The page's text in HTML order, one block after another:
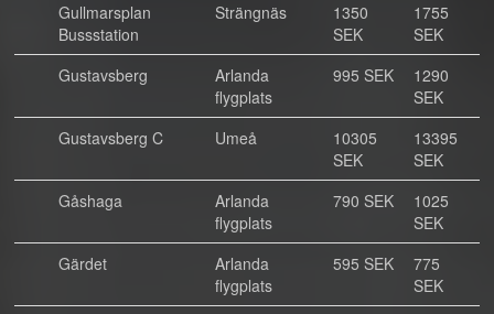
Gullmarsplan
Bussstation
Strängnäs
1350
SEK
1755
SEK
Gustavsberg
Arlanda
flygplats
995 SEK
1290
SEK
Gustavsberg C
Umeå
10305
SEK
13395
SEK
Gåshaga
Arlanda
flygplats
790 SEK
1025
SEK
Gärdet
Arlanda
flygplats
595 SEK
775
SEK